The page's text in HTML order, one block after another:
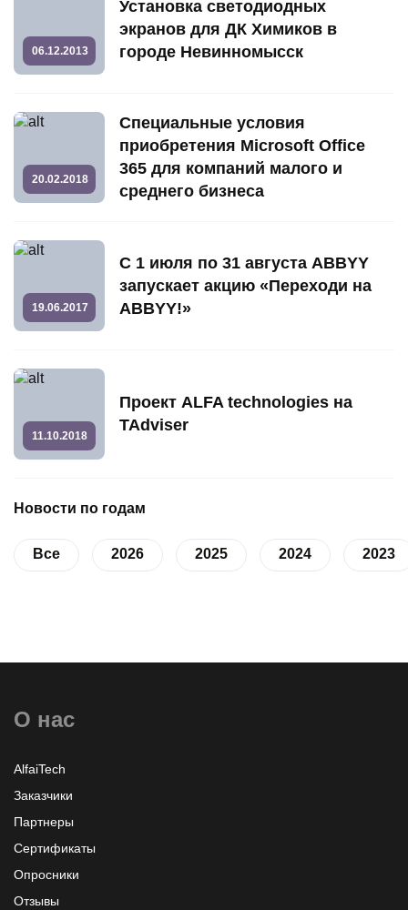
06.12.2013
Установка светодиодных
экранов для ДК Химиков в
городе Невинномысск
20.02.2018
Специальные условия
приобретения Microsoft Office
365 для компаний малого и
среднего бизнеса
19.06.2017
С 1 июля по 31 августа ABBYY
запускает акцию «Переходи на
ABBYY!»
11.10.2018
Проект ALFA technologies на
TAdviser
Новости по годам
Все 2026 2025 2024 2023
О нас
AlfaiTech
Заказчики
Партнеры
Сертификаты
Опросники
Отзывы